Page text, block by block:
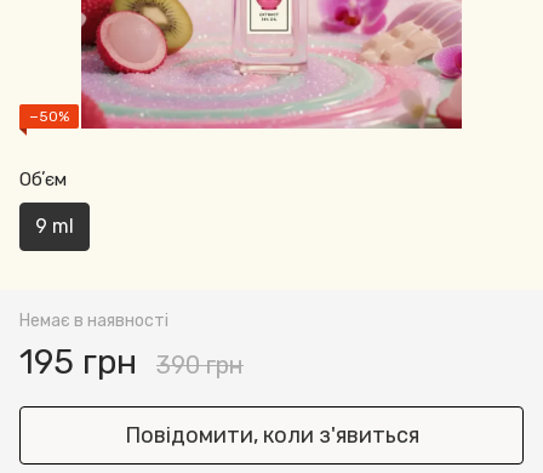
−50%
Обʼєм
9 ml
Немає в наявності
195 грн 390 грн
Повідомити, коли з'явиться